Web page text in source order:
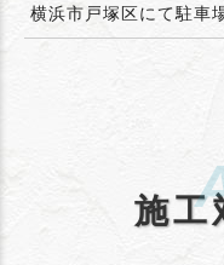
横浜市戸塚区にて駐車
施工